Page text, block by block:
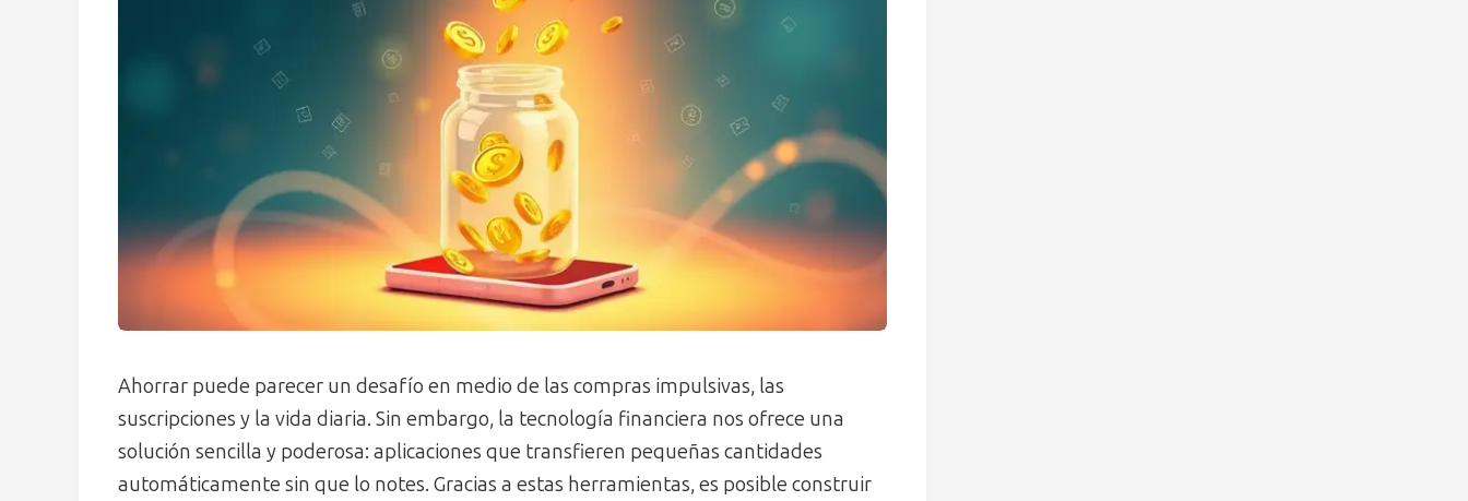
Ahorrar puede parecer un desafío en medio de las compras impulsivas, las
suscripciones y la vida diaria. Sin embargo, la tecnología financiera nos ofrece una
solución sencilla y poderosa: aplicaciones que transfieren pequeñas cantidades
automáticamente sin que lo notes. Gracias a estas herramientas, es posible construir